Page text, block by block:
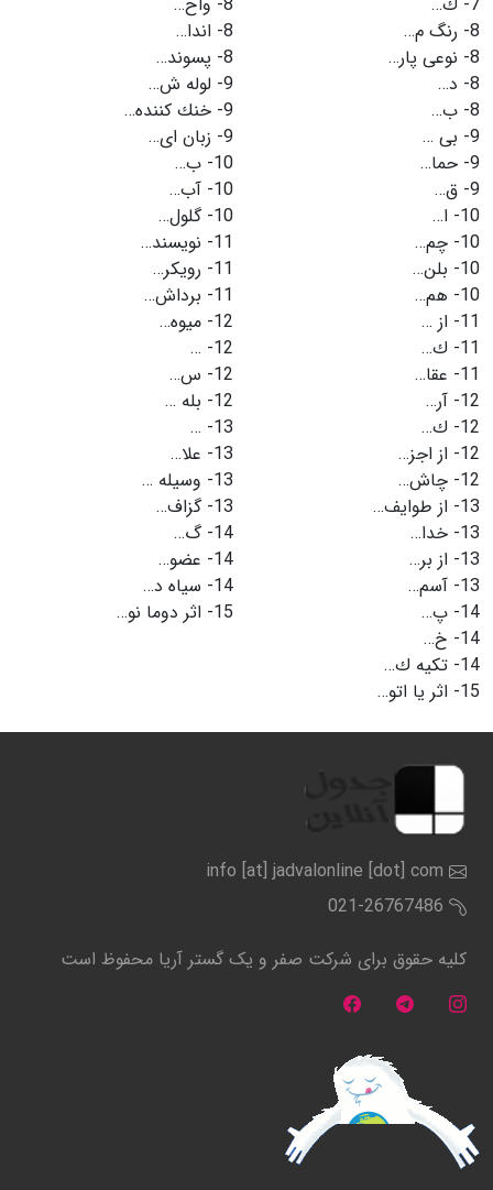
8- رنگ م…
8- نوعی پار…
8- د…
8- ب…
9- بی …
9- حما…
9- ق…
10- ا…
10- چم…
10- بلن…
10- هم…
11- از …
11- ك…
11- عقا…
12- آر…
12- ك…
12- از اجز…
12- چاش…
13- از طوایف…
13- خدا…
13- از بر…
13- آسم…
14- پ…
14- خ…
14- تكیه ك…
15- اثر یا اتو…
8- اندا…
8- پسوند…
9- لوله ش…
9- خنك كننده…
9- زبان ای…
10- ب…
10- آب…
10- گلول…
11- نویسند…
11- رویكر…
11- برداش…
12- میوه…
12-
…
12- س…
12- بله …
13-
…
13- علا…
13- وسیله …
13- گزاف…
14- گ…
14- عضو…
14- سیاه د…
15- اثر دوما نو…
info [at] jadvalonline [dot] com
021-26767486
کلیه حقوق برای شرکت صفر و یک گستر آریا محفوظ است